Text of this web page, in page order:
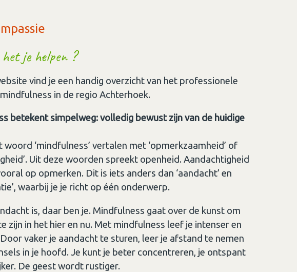
je helpen ?
vind je een handig overzicht van het professionele
in de regio Achterhoek.
betekent simpelweg: volledig bewust zijn van de huidige
woord ‘mindfulness’ vertalen met ‘opmerkzaamheid’ of
Uit deze woorden spreekt openheid. Aandachtigheid
op opmerken. Dit is iets anders dan ‘aandacht’ en
waarbij je je richt op één onderwerp.
is, daar ben je. Mindfulness gaat over de kunst om
zijn in het hier en nu. Met mindfulness leef je intenser en
vaker je aandacht te sturen, leer je afstand te nemen
in je hoofd. Je kunt je beter concentreren, je ontspant
De geest wordt rustiger.